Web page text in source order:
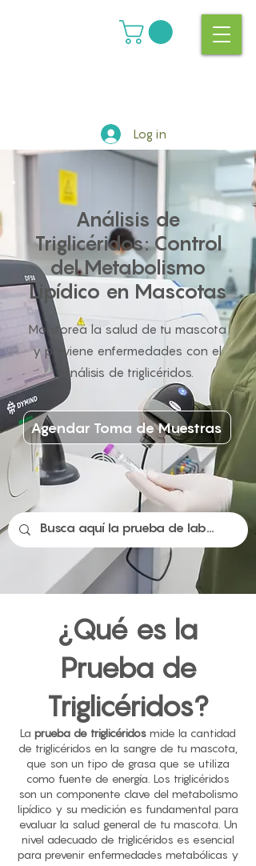
Log in
Análisis de
Triglicéridos: Control
del Metabolismo
Lipídico en Mascotas
Monitorea la salud de tu mascota
y previene enfermedades con el
análisis de triglicéridos.
Agendar Toma de Muestras
¿Qué es la
Prueba de
Triglicéridos?
La prueba de triglicéridos mide la cantidad
de triglicéridos en la sangre de tu mascota,
que son un tipo de grasa que se utiliza
como fuente de energía. Los triglicéridos
son un componente clave del metabolismo
lipídico y su medición es fundamental para
evaluar la salud general de tu mascota. Un
nivel adecuado de triglicéridos es esencial
para prevenir enfermedades metabólicas y